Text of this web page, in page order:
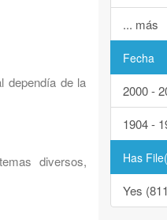
dependía de la
diversos,
... más
Fecha
2000 -
1904 -
Has
Yes